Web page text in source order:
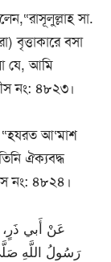
সা.
বৃত্তাকারে বসা
যে, আমি
নং: ৪৮২৩।
ঐক্যবদ্ধ
নং: ৪৮২৪।
رَسُولُ اللَّهِ